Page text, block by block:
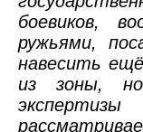
боевиков,
ружьями,
навесить
из зоны,